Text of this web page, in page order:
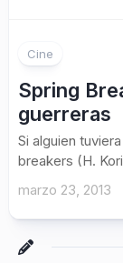
Cine
Spring
guerreras
Si alguien
breakers (H.
marzo 23, 2013